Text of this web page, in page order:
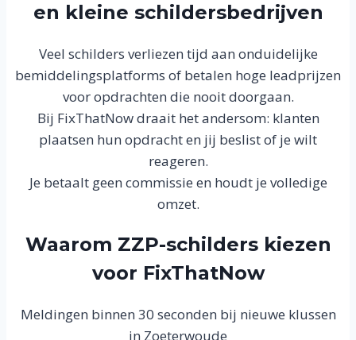
en kleine schildersbedrijven
Veel schilders verliezen tijd aan onduidelijke
bemiddelingsplatforms of betalen hoge leadprijzen
voor opdrachten die nooit doorgaan.
Bij FixThatNow draait het andersom: klanten
plaatsen hun opdracht en jij beslist of je wilt
reageren.
Je betaalt geen commissie en houdt je volledige
omzet.
Waarom ZZP-schilders kiezen
voor FixThatNow
Meldingen binnen 30 seconden bij nieuwe klussen
in Zoeterwoude